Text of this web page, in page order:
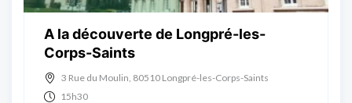
A la découverte de Longpré-les-
Corps-Saints
3 Rue du Moulin, 80510 Longpré-les-Corps-Saints
15h30